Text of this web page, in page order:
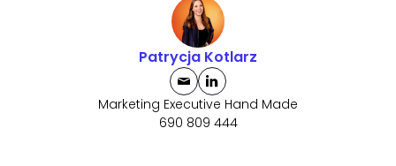
Patrycja Kotlarz
Marketing Executive Hand Made
690 809 444